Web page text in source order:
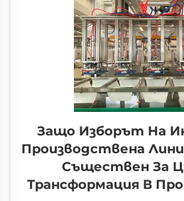
Защо Изборът На
Производствена
Съществен За
Трансформация В